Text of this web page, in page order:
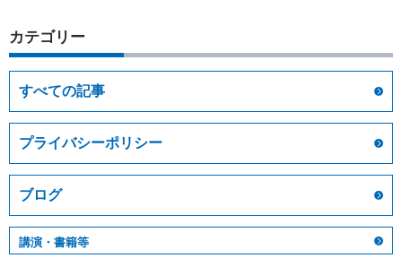
カテゴリー
すべての記事
プライバシーポリシー
ブログ
講演・書籍等